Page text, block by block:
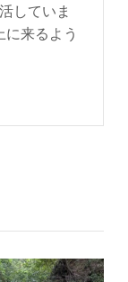
していま
来るよう